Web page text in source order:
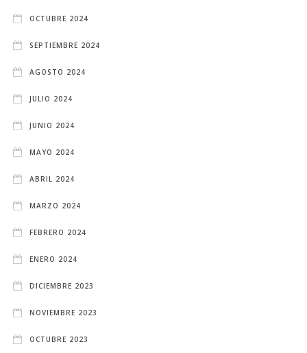
OCTUBRE 2024
SEPTIEMBRE 2024
AGOSTO 2024
JULIO 2024
JUNIO 2024
MAYO 2024
ABRIL 2024
MARZO 2024
FEBRERO 2024
ENERO 2024
DICIEMBRE 2023
NOVIEMBRE 2023
OCTUBRE 2023